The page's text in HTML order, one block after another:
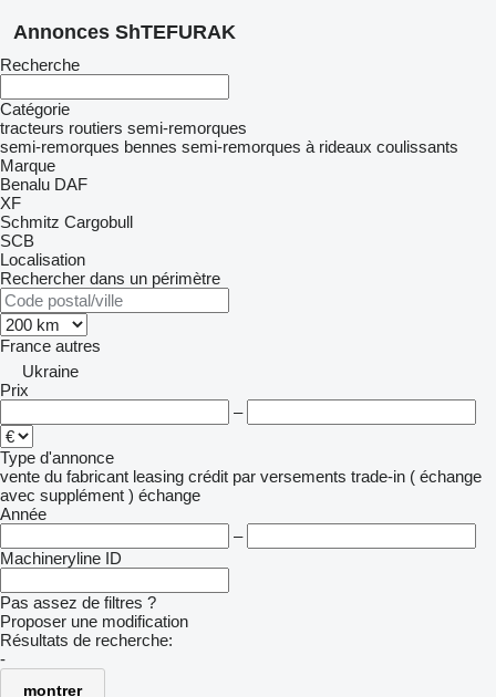
Annonces ShTEFURAK
Recherche
Catégorie
tracteurs routiers semi-remorques
semi-remorques bennes semi-remorques à rideaux coulissants
Marque
Benalu DAF
XF
Schmitz Cargobull
SCB
Localisation
Rechercher dans un périmètre
France autres
Ukraine
Prix
–
Type d'annonce
vente du fabricant leasing crédit par versements trade-in ( échange
avec supplément ) échange
Année
–
Machineryline ID
Pas assez de filtres ?
Proposer une modification
Résultats de recherche:
-
montrer